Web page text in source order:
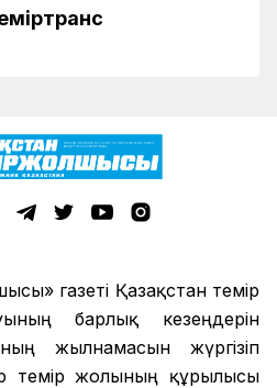
газеті Қазақстан темір
барлық кезеңдерін
жылнамасын жүргізіп
темір жолының құрылысы